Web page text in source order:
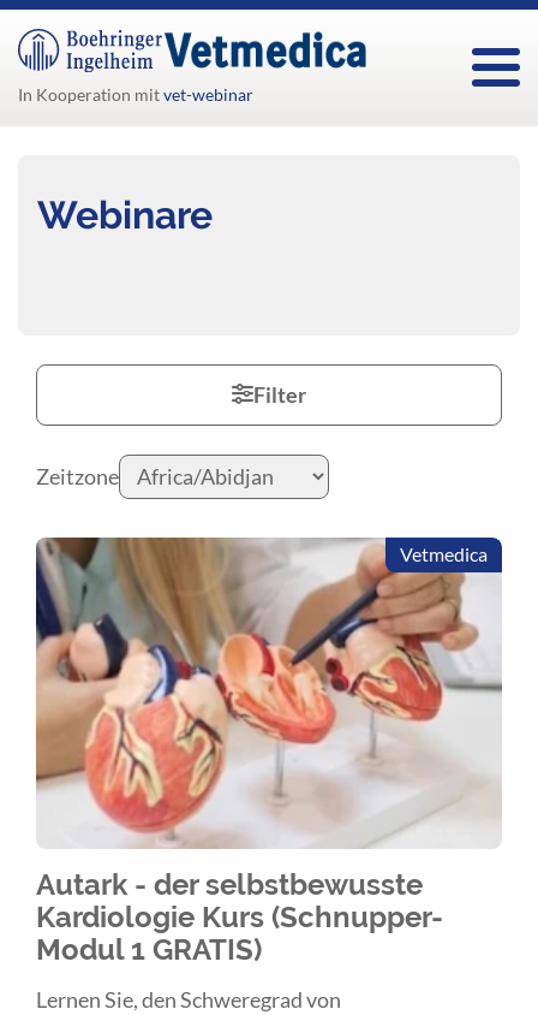
In Kooperation mitvet-webinar
Webinare
Filter
Zeitzone
Vetmedica
Autark - der selbstbewusste
Kardiologie Kurs (Schnupper-
Modul 1 GRATIS)
Lernen Sie, den Schweregrad von